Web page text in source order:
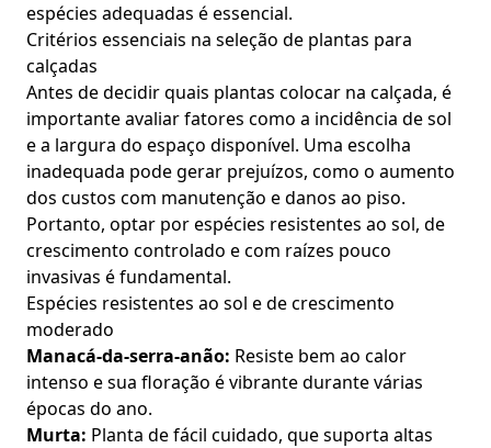
espécies adequadas é essencial.
Critérios essenciais na seleção de plantas para
calçadas
Antes de decidir quais plantas colocar na calçada, é
importante avaliar fatores como a incidência de sol
e a largura do espaço disponível. Uma escolha
inadequada pode gerar prejuízos, como o aumento
dos custos com manutenção e danos ao piso.
Portanto, optar por espécies resistentes ao sol, de
crescimento controlado e com raízes pouco
invasivas é fundamental.
Espécies resistentes ao sol e de crescimento
moderado
Manacá-da-serra-anão: Resiste bem ao calor
intenso e sua floração é vibrante durante várias
épocas do ano.
Murta: Planta de fácil cuidado, que suporta altas